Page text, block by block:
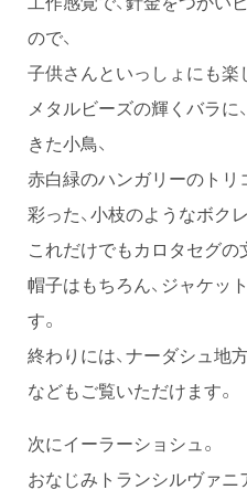
ので、
子供さんといっしょにも楽
メタルビーズの輝くバラに
きた小鳥、
赤白緑のハンガリーのト
彩った、小枝のようなボク
これだけでもカロタセグの
帽子はもちろん、ジャケッ
す。
終わりには、ナーダシュ地
などもご覧いただけます。
次にイーラーショシュ。
おなじみトランシルヴァニ